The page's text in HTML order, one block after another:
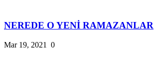
NEREDE O YENİ RAMAZANLAR
Mar 19, 2021 0